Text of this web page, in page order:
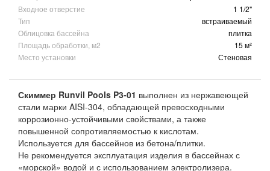
Входное отверстие
1 1/2"
Тип
встраиваемый
Облицовка бассейна
плитка
Площадь обработки, м2
15 м²
Место установки
Стеновая
Скиммер Runvil Pools P3-01 выполнен из нержавеющей
стали марки AISI-304, обладающей превосходными
коррозионно-устойчивыми свойствами, а также
повышенной сопротивляемостью к кислотам.
Используется для бассейнов из бетона/плитки.
Не рекомендуется эксплуатация изделия в бассейнах с
«морской» водой и с использованием электролизера.